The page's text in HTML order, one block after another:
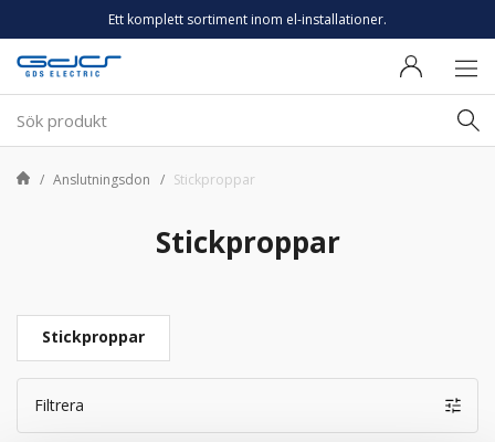
Ett komplett sortiment inom el-installationer.
Anslutningsdon Stickproppar
Stickproppar
Stickproppar
Filtrera